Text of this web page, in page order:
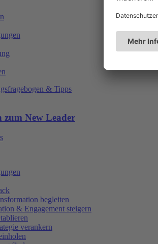
zum New Leader
begleiten
& Engagement steigern
verankern